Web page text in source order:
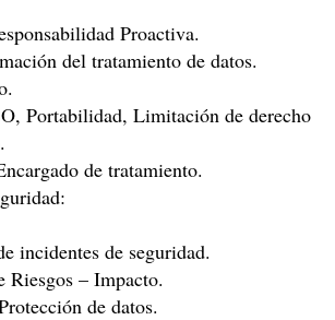
Proactiva.
del tratamiento de datos.
Portabilidad, Limitación de derecho
de tratamiento.
incidentes de seguridad.
– Impacto.
de datos.